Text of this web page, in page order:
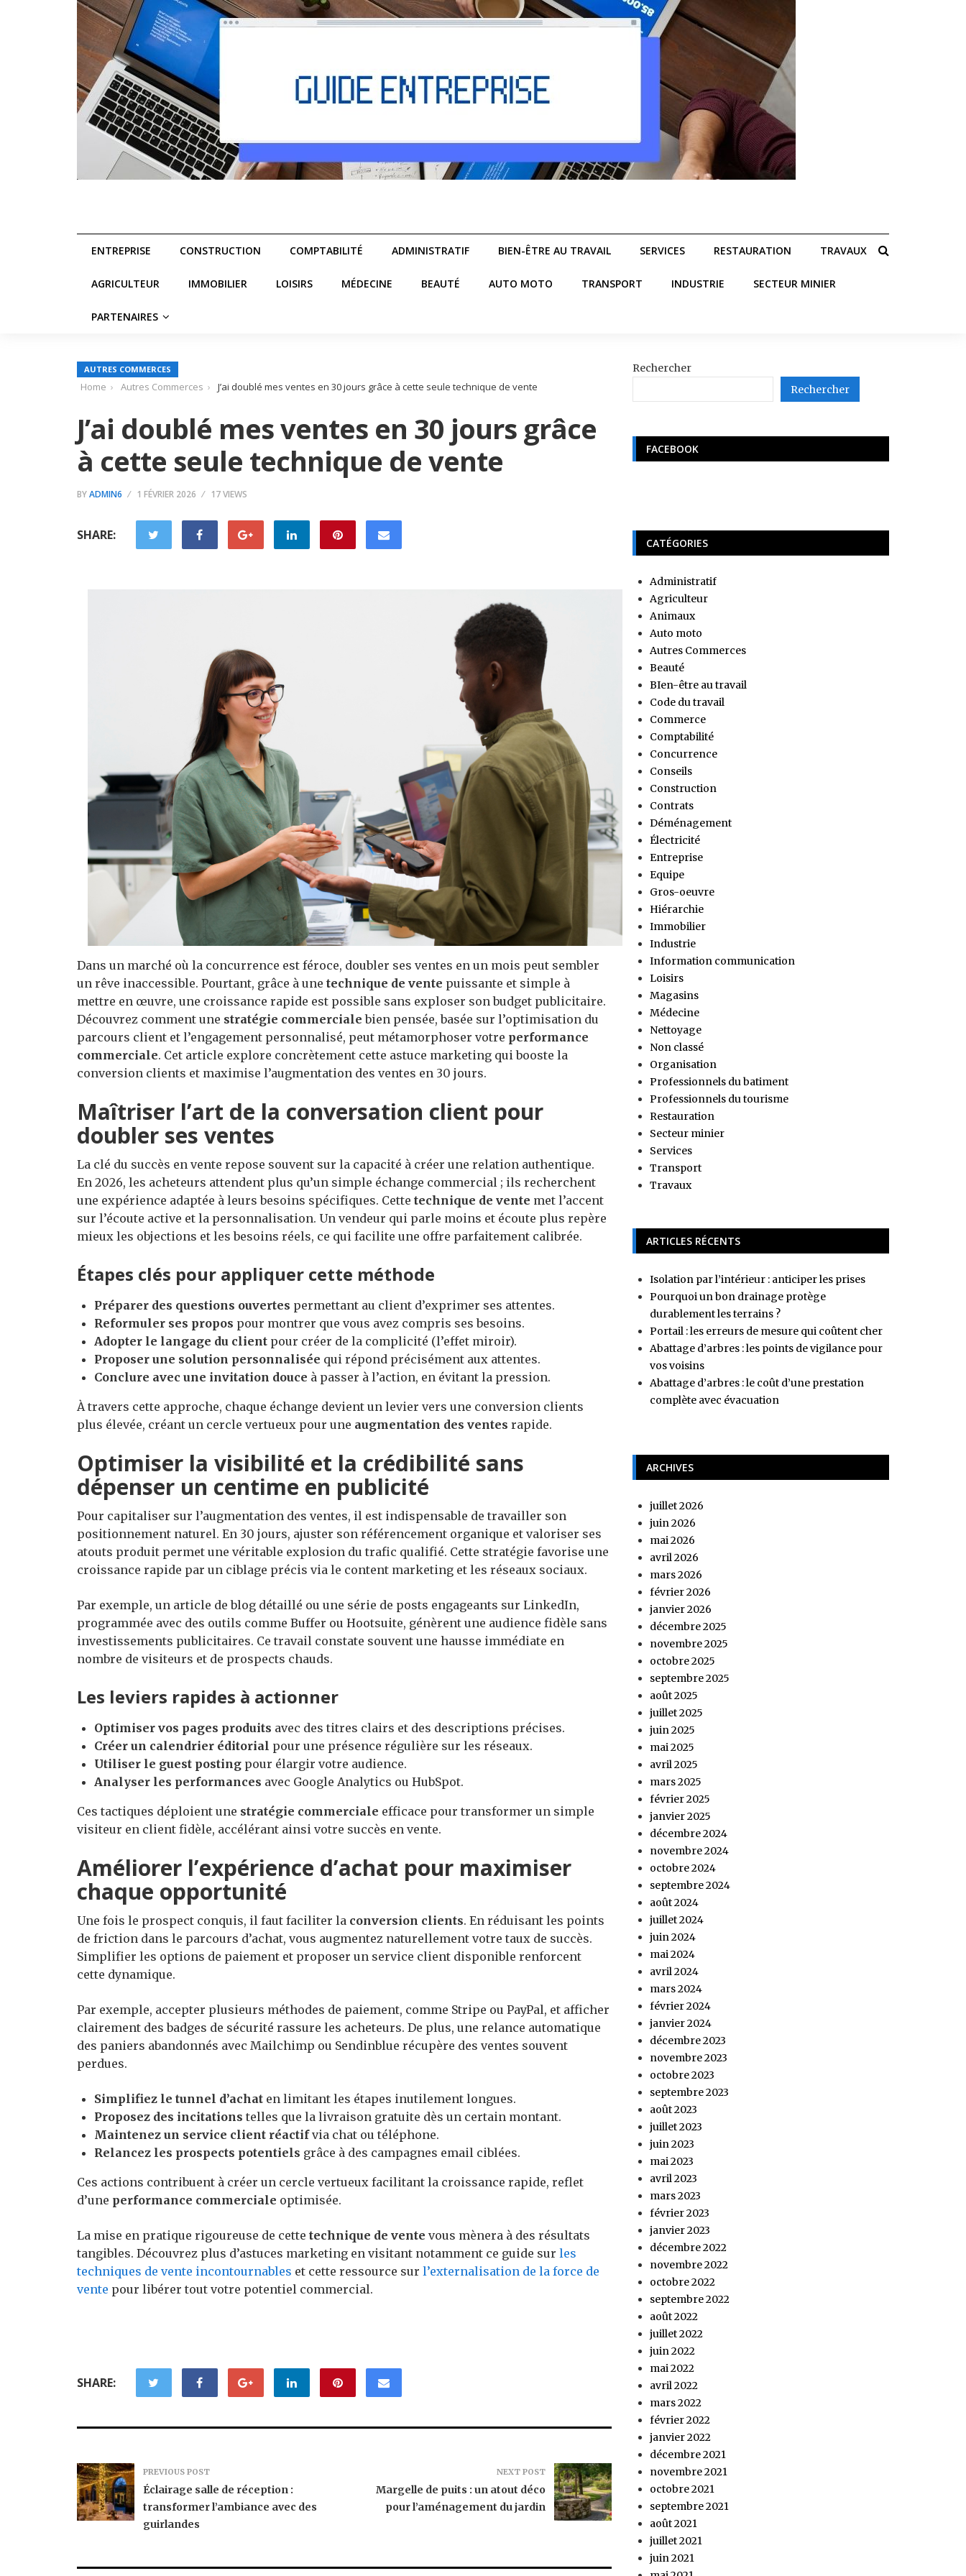
ENTREPRISE CONSTRUCTION COMPTABILITÉ ADMINISTRATIF BIEN-ÊTRE AU TRAVAIL SERVICES RESTAURATION TRAVAUX
AGRICULTEUR IMMOBILIER LOISIRS MÉDECINE BEAUTÉ AUTO MOTO TRANSPORT INDUSTRIE SECTEUR MINIER
PARTENAIRES
AUTRES COMMERCES
Home Autres Commerces J’ai doublé mes ventes en 30 jours grâce à cette seule technique de vente
J’ai doublé mes ventes en 30 jours grâce
à cette seule technique de vente
BYADMIN6 1 FÉVRIER 2026 17 VIEWS
SHARE:
Dans un marché où la concurrence est féroce, doubler ses ventes en un mois peut sembler
un rêve inaccessible. Pourtant, grâce à une technique de vente puissante et simple à
mettre en œuvre, une croissance rapide est possible sans exploser son budget publicitaire.
Découvrez comment une stratégie commerciale bien pensée, basée sur l’optimisation du
parcours client et l’engagement personnalisé, peut métamorphoser votre performance
commerciale. Cet article explore concrètement cette astuce marketing qui booste la
conversion clients et maximise l’augmentation des ventes en 30 jours.
Maîtriser l’art de la conversation client pour
doubler ses ventes
La clé du succès en vente repose souvent sur la capacité à créer une relation authentique.
En 2026, les acheteurs attendent plus qu’un simple échange commercial ; ils recherchent
une expérience adaptée à leurs besoins spécifiques. Cette technique de vente met l’accent
sur l’écoute active et la personnalisation. Un vendeur qui parle moins et écoute plus repère
mieux les objections et les besoins réels, ce qui facilite une offre parfaitement calibrée.
Étapes clés pour appliquer cette méthode
Préparer des questions ouvertes permettant au client d’exprimer ses attentes.
Reformuler ses propos pour montrer que vous avez compris ses besoins.
Adopter le langage du client pour créer de la complicité (l’effet miroir).
Proposer une solution personnalisée qui répond précisément aux attentes.
Conclure avec une invitation douce à passer à l’action, en évitant la pression.
À travers cette approche, chaque échange devient un levier vers une conversion clients
plus élevée, créant un cercle vertueux pour une augmentation des ventes rapide.
Optimiser la visibilité et la crédibilité sans
dépenser un centime en publicité
Pour capitaliser sur l’augmentation des ventes, il est indispensable de travailler son
positionnement naturel. En 30 jours, ajuster son référencement organique et valoriser ses
atouts produit permet une véritable explosion du trafic qualifié. Cette stratégie favorise une
croissance rapide par un ciblage précis via le content marketing et les réseaux sociaux.
Par exemple, un article de blog détaillé ou une série de posts engageants sur LinkedIn,
programmée avec des outils comme Buffer ou Hootsuite, génèrent une audience fidèle sans
investissements publicitaires. Ce travail constate souvent une hausse immédiate en
nombre de visiteurs et de prospects chauds.
Les leviers rapides à actionner
Optimiser vos pages produits avec des titres clairs et des descriptions précises.
Créer un calendrier éditorial pour une présence régulière sur les réseaux.
Utiliser le guest posting pour élargir votre audience.
Analyser les performances avec Google Analytics ou HubSpot.
Ces tactiques déploient une stratégie commerciale efficace pour transformer un simple
visiteur en client fidèle, accélérant ainsi votre succès en vente.
Améliorer l’expérience d’achat pour maximiser
chaque opportunité
Une fois le prospect conquis, il faut faciliter la conversion clients. En réduisant les points
de friction dans le parcours d’achat, vous augmentez naturellement votre taux de succès.
Simplifier les options de paiement et proposer un service client disponible renforcent
cette dynamique.
Par exemple, accepter plusieurs méthodes de paiement, comme Stripe ou PayPal, et afficher
clairement des badges de sécurité rassure les acheteurs. De plus, une relance automatique
des paniers abandonnés avec Mailchimp ou Sendinblue récupère des ventes souvent
perdues.
Simplifiez le tunnel d’achat en limitant les étapes inutilement longues.
Proposez des incitations telles que la livraison gratuite dès un certain montant.
Maintenez un service client réactifvia chat ou téléphone.
Relancez les prospects potentiels grâce à des campagnes email ciblées.
Ces actions contribuent à créer un cercle vertueux facilitant la croissance rapide, reflet
d’une performance commerciale optimisée.
La mise en pratique rigoureuse de cette technique de vente vous mènera à des résultats
tangibles. Découvrez plus d’astuces marketing en visitant notamment ce guide sur les
techniques de vente incontournables et cette ressource sur l’externalisation de la force de
vente pour libérer tout votre potentiel commercial.
SHARE:
PREVIOUS POST
Éclairage salle de réception :
transformer l’ambiance avec des
guirlandes
NEXT POST
Margelle de puits : un atout déco
pour l’aménagement du jardin
Rechercher
Rechercher
FACEBOOK
CATÉGORIES
Administratif
Agriculteur
Animaux
Auto moto
Autres Commerces
Beauté
BIen-être au travail
Code du travail
Commerce
Comptabilité
Concurrence
Conseils
Construction
Contrats
Déménagement
Électricité
Entreprise
Equipe
Gros-oeuvre
Hiérarchie
Immobilier
Industrie
Information communication
Loisirs
Magasins
Médecine
Nettoyage
Non classé
Organisation
Professionnels du batiment
Professionnels du tourisme
Restauration
Secteur minier
Services
Transport
Travaux
ARTICLES RÉCENTS
Isolation par l’intérieur : anticiper les prises
Pourquoi un bon drainage protège
durablement les terrains ?
Portail : les erreurs de mesure qui coûtent cher
Abattage d’arbres : les points de vigilance pour
vos voisins
Abattage d’arbres : le coût d’une prestation
complète avec évacuation
ARCHIVES
juillet 2026
juin 2026
mai 2026
avril 2026
mars 2026
février 2026
janvier 2026
décembre 2025
novembre 2025
octobre 2025
septembre 2025
août 2025
juillet 2025
juin 2025
mai 2025
avril 2025
mars 2025
février 2025
janvier 2025
décembre 2024
novembre 2024
octobre 2024
septembre 2024
août 2024
juillet 2024
juin 2024
mai 2024
avril 2024
mars 2024
février 2024
janvier 2024
décembre 2023
novembre 2023
octobre 2023
septembre 2023
août 2023
juillet 2023
juin 2023
mai 2023
avril 2023
mars 2023
février 2023
janvier 2023
décembre 2022
novembre 2022
octobre 2022
septembre 2022
août 2022
juillet 2022
juin 2022
mai 2022
avril 2022
mars 2022
février 2022
janvier 2022
décembre 2021
novembre 2021
octobre 2021
septembre 2021
août 2021
juillet 2021
juin 2021